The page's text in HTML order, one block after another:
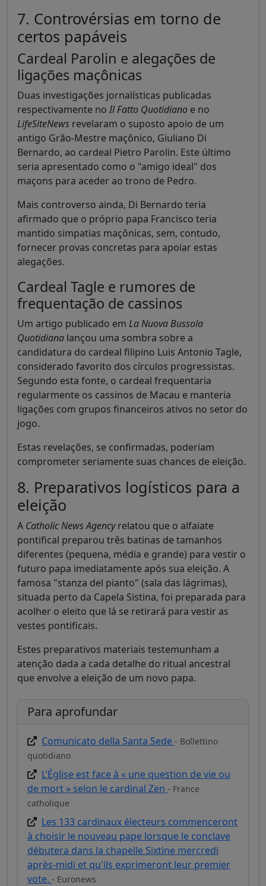
7. Controvérsias em torno de
certos papáveis
Cardeal Parolin e alegações de
ligações maçônicas
Duas investigações jornalísticas publicadas
respectivamente no Il Fatto Quotidiano e no
LifeSiteNews revelaram o suposto apoio de um
antigo Grão-Mestre maçônico, Giuliano Di
Bernardo, ao cardeal Pietro Parolin. Este último
seria apresentado como o "amigo ideal" dos
maçons para aceder ao trono de Pedro.
Mais controverso ainda, Di Bernardo teria
afirmado que o próprio papa Francisco teria
mantido simpatias maçônicas, sem, contudo,
fornecer provas concretas para apoiar estas
alegações.
Cardeal Tagle e rumores de
frequentação de cassinos
Um artigo publicado em La Nuova Bussola
Quotidiana lançou uma sombra sobre a
candidatura do cardeal filipino Luis Antonio Tagle,
considerado favorito dos círculos progressistas.
Segundo esta fonte, o cardeal frequentaria
regularmente os cassinos de Macau e manteria
ligações com grupos financeiros ativos no setor do
jogo.
Estas revelações, se confirmadas, poderiam
comprometer seriamente suas chances de eleição.
8. Preparativos logísticos para a
eleição
A Catholic News Agencyrelatou que o alfaiate
pontifical preparou três batinas de tamanhos
diferentes (pequena, média e grande) para vestir o
futuro papa imediatamente após sua eleição. A
famosa "stanza del pianto" (sala das lágrimas),
situada perto da Capela Sistina, foi preparada para
acolher o eleito que lá se retirará para vestir as
vestes pontificais.
Estes preparativos materiais testemunham a
atenção dada a cada detalhe do ritual ancestral
que envolve a eleição de um novo papa.
Para aprofundar
Comunicato della Santa Sede - Bollettino
quotidiano
L’Église est face à « une question de vie ou
de mort » selon le cardinal Zen - France
catholique
Les 133 cardinaux électeurs commenceront
à choisir le nouveau pape lorsque le conclave
débutera dans la chapelle Sixtine mercredi
après-midi et qu'ils exprimeront leur premier
vote. - Euronews